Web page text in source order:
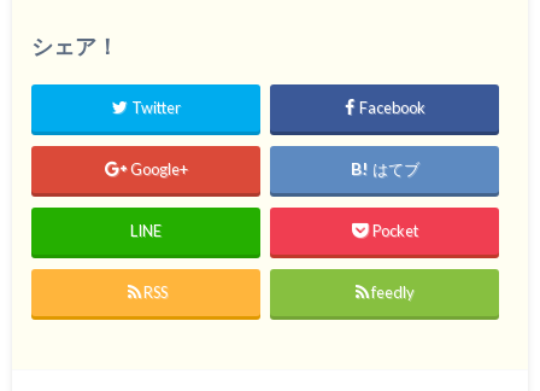
シェア！
Twitter Facebook
Google+ はてブ
LINE Pocket
RSS feedly